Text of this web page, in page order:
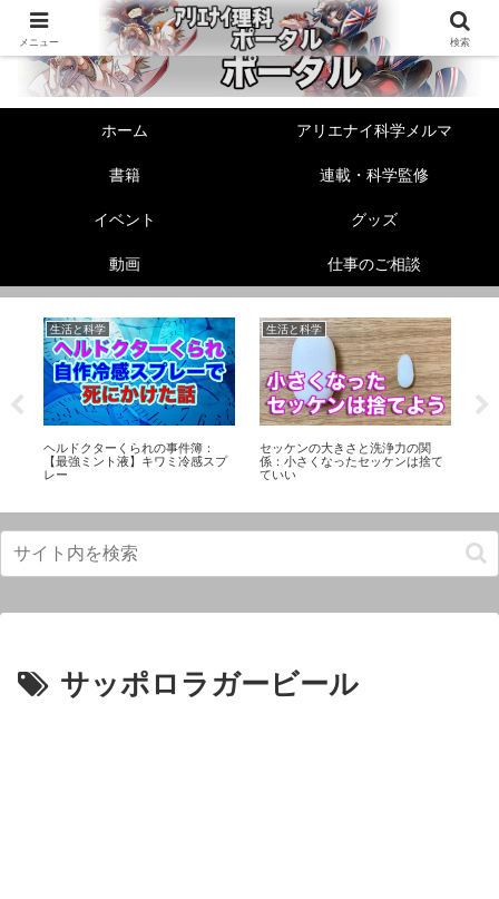
ホーム アリエナイ科学メルマ
書籍 連載・科学監修
イベント グッズ
動画 仕事のご相談
生活と科学
ヘルドクターくられの事件簿：
【最強ミント液】キワミ冷感スプ
レー
生活と科学
セッケンの大きさと洗浄力の関
係：小さくなったセッケンは捨て
ていい
サッポロラガービール
メニュー 検索